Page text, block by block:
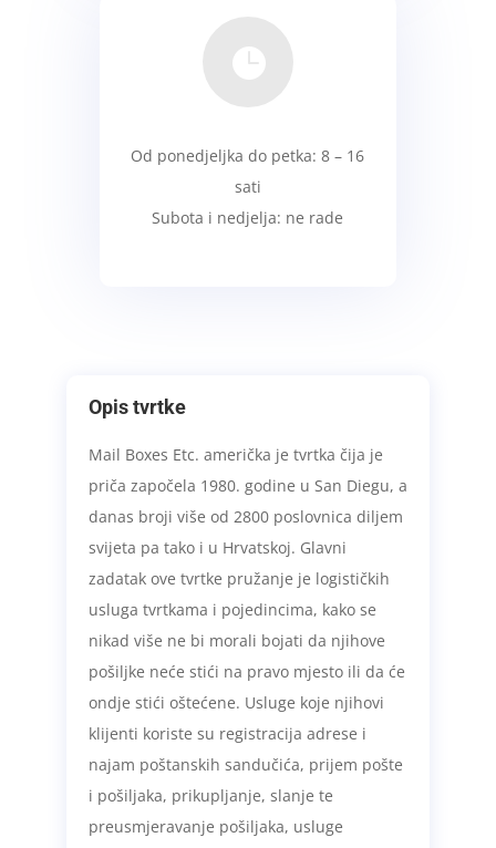
Od ponedjeljka do petka: 8 – 16
sati
Subota i nedjelja: ne rade
Opis tvrtke
Mail Boxes Etc. američka je tvrtka čija je
priča započela 1980. godine u San Diegu, a
danas broji više od 2800 poslovnica diljem
svijeta pa tako i u Hrvatskoj. Glavni
zadatak ove tvrtke pružanje je logističkih
usluga tvrtkama i pojedincima, kako se
nikad više ne bi morali bojati da njihove
pošiljke neće stići na pravo mjesto ili da će
ondje stići oštećene. Usluge koje njihovi
klijenti koriste su registracija adrese i
najam poštanskih sandučića, prijem pošte
i pošiljaka, prikupljanje, slanje te
preusmjeravanje pošiljaka, usluge